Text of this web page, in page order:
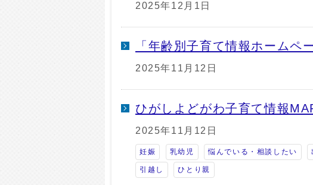
2025年12月1日
「年齢別子育て情報ホームペ
2025年11月12日
ひがしよどがわ子育て情報
2025年11月12日
妊娠 乳幼児 悩んでいる・相談したい
引越し ひとり親